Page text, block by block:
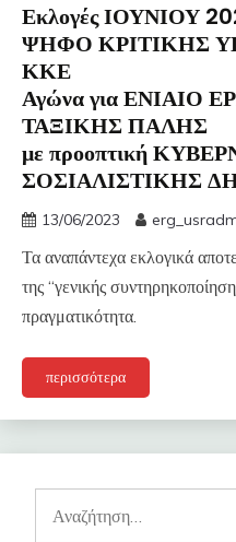
Εκλογές ΙΟΥΝΙΟΥ
ΨΗΦΟ ΚΡΙΤΙΚΗΣ
ΚΚΕ
Αγώνα για ΕΝΙΑΙΟ
ΤΑΞΙΚΗΣ ΠΑΛΗΣ
με προοπτική
ΣΟΣΙΑΛΙΣΤΙΚΗΣ
13/06/2023
Τα αναπάντεχα εκλογικά
της “γενικής
πραγματικότητα.
περισσότερα
για: